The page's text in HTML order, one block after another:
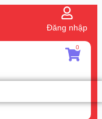
Đăng nhập
0